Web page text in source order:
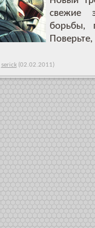
свежие
борьбы,
serick(02.02.2011)